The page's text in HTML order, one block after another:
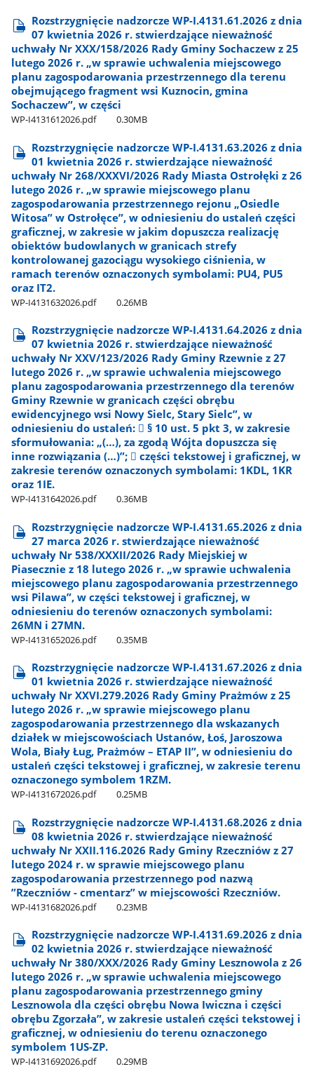
Rozstrzygnięcie nadzorcze WP-I.4131.61.2026 z dnia
07 kwietnia 2026 r. stwierdzające nieważność
uchwały Nr XXX/158/2026 Rady Gminy Sochaczew z 25
lutego 2026 r. „w sprawie uchwalenia miejscowego
planu zagospodarowania przestrzennego dla terenu
obejmującego fragment wsi Kuznocin, gmina
Sochaczew”, w części
WP-I4131612026.pdf 0.30MB
Rozstrzygnięcie nadzorcze WP-I.4131.63.2026 z dnia
01 kwietnia 2026 r. stwierdzające nieważność
uchwały Nr 268/XXXVI/2026 Rady Miasta Ostrołęki z 26
lutego 2026 r. „w sprawie miejscowego planu
zagospodarowania przestrzennego rejonu „Osiedle
Witosa” w Ostrołęce”, w odniesieniu do ustaleń części
graficznej, w zakresie w jakim dopuszcza realizację
obiektów budowlanych w granicach strefy
kontrolowanej gazociągu wysokiego ciśnienia, w
ramach terenów oznaczonych symbolami: PU4, PU5
oraz IT2.
WP-I4131632026.pdf 0.26MB
Rozstrzygnięcie nadzorcze WP-I.4131.64.2026 z dnia
07 kwietnia 2026 r. stwierdzające nieważność
uchwały Nr XXV/123/2026 Rady Gminy Rzewnie z 27
lutego 2026 r. „w sprawie uchwalenia miejscowego
planu zagospodarowania przestrzennego dla terenów
Gminy Rzewnie w granicach części obrębu
ewidencyjnego wsi Nowy Sielc, Stary Sielc”, w
odniesieniu do ustaleń:  § 10 ust. 5 pkt 3, w zakresie
sformułowania: „(…), za zgodą Wójta dopuszcza się
inne rozwiązania (…)”;  części tekstowej i graficznej, w
zakresie terenów oznaczonych symbolami: 1KDL, 1KR
oraz 1IE.
WP-I4131642026.pdf 0.36MB
Rozstrzygnięcie nadzorcze WP-I.4131.65.2026 z dnia
27 marca 2026 r. stwierdzające nieważność
uchwały Nr 538/XXXII/2026 Rady Miejskiej w
Piasecznie z 18 lutego 2026 r. „w sprawie uchwalenia
miejscowego planu zagospodarowania przestrzennego
wsi Pilawa”, w części tekstowej i graficznej, w
odniesieniu do terenów oznaczonych symbolami:
26MN i 27MN.
WP-I4131652026.pdf 0.35MB
Rozstrzygnięcie nadzorcze WP-I.4131.67.2026 z dnia
01 kwietnia 2026 r. stwierdzające nieważność
uchwały Nr XXVI.279.2026 Rady Gminy Prażmów z 25
lutego 2026 r. „w sprawie miejscowego planu
zagospodarowania przestrzennego dla wskazanych
działek w miejscowościach Ustanów, Łoś, Jaroszowa
Wola, Biały Ług, Prażmów – ETAP II”, w odniesieniu do
ustaleń części tekstowej i graficznej, w zakresie terenu
oznaczonego symbolem 1RZM.
WP-I4131672026.pdf 0.25MB
Rozstrzygnięcie nadzorcze WP-I.4131.68.2026 z dnia
08 kwietnia 2026 r. stwierdzające nieważność
uchwały Nr XXII.116.2026 Rady Gminy Rzeczniów z 27
lutego 2024 r. w sprawie miejscowego planu
zagospodarowania przestrzennego pod nazwą
”Rzeczniów - cmentarz” w miejscowości Rzeczniów.
WP-I4131682026.pdf 0.23MB
Rozstrzygnięcie nadzorcze WP-I.4131.69.2026 z dnia
02 kwietnia 2026 r. stwierdzające nieważność
uchwały Nr 380/XXX/2026 Rady Gminy Lesznowola z 26
lutego 2026 r. „w sprawie uchwalenia miejscowego
planu zagospodarowania przestrzennego gminy
Lesznowola dla części obrębu Nowa Iwiczna i części
obrębu Zgorzała”, w zakresie ustaleń części tekstowej i
graficznej, w odniesieniu do terenu oznaczonego
symbolem 1US-ZP.
WP-I4131692026.pdf 0.29MB